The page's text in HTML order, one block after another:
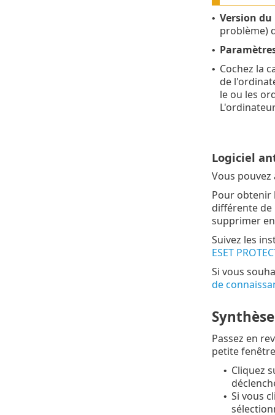
• Version du
problème)
•
• Cochez la
de
le ou les
Logiciel
Vous
Pour obtenir
différente
supprimer
Suivez les
ESET
Si vous
de
Synthèse
Passez en
petite
• Cliquez
• Si vous